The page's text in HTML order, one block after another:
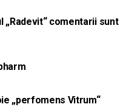
„Radevit“ comentarii sunt
„perfomens Vitrum“